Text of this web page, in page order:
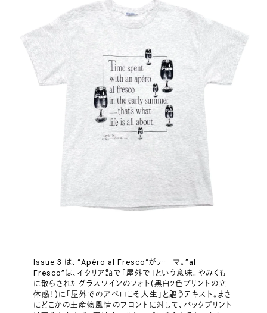
Issue 3 は、“Apéro al Fresco“がテーマ。”al
Fresco”は、イタリア語で「屋外で」という意味。やみくも
に散らされたグラスワインのフォト(黒白2色プリントの立
体感！)に「屋外でのアペロこそ人生」と謳うテキスト。まさ
にどこかの土産物風情のフロントに対して、バックプリント